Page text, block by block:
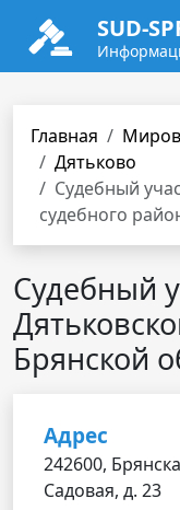
SUD-
Главная
Дятьково
Судебный
судебного
Судебный
Брянской
Адрес
242600,
Садовая, д. 23